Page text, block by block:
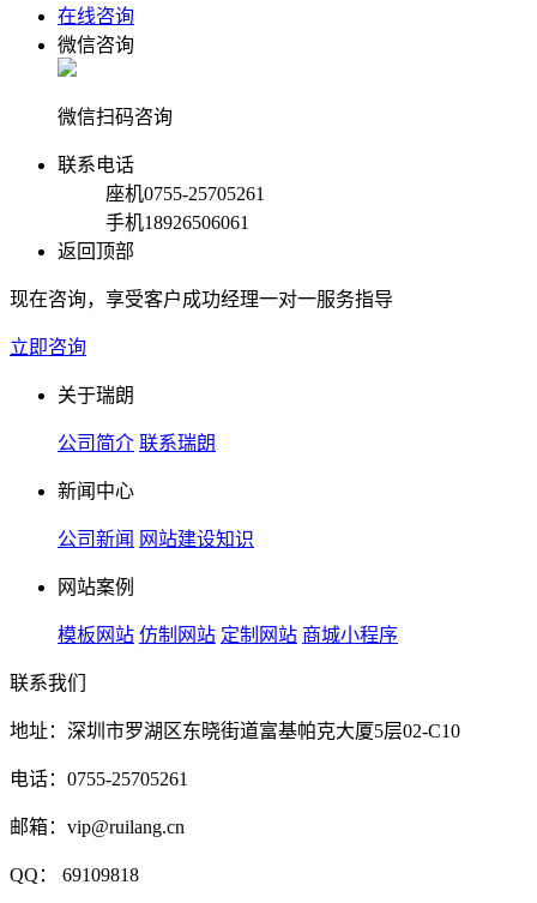
在线咨询
微信咨询
微信扫码咨询
联系电话
座机0755-25705261
手机18926506061
返回顶部
现在咨询，享受客户成功经理一对一服务指导
立即咨询
关于瑞朗
公司简介 联系瑞朗
新闻中心
公司新闻 网站建设知识
网站案例
模板网站 仿制网站 定制网站 商城小程序
联系我们
地址：深圳市罗湖区东晓街道富基帕克大厦5层02-C10
电话：0755-25705261
邮箱：vip@ruilang.cn
QQ： 69109818